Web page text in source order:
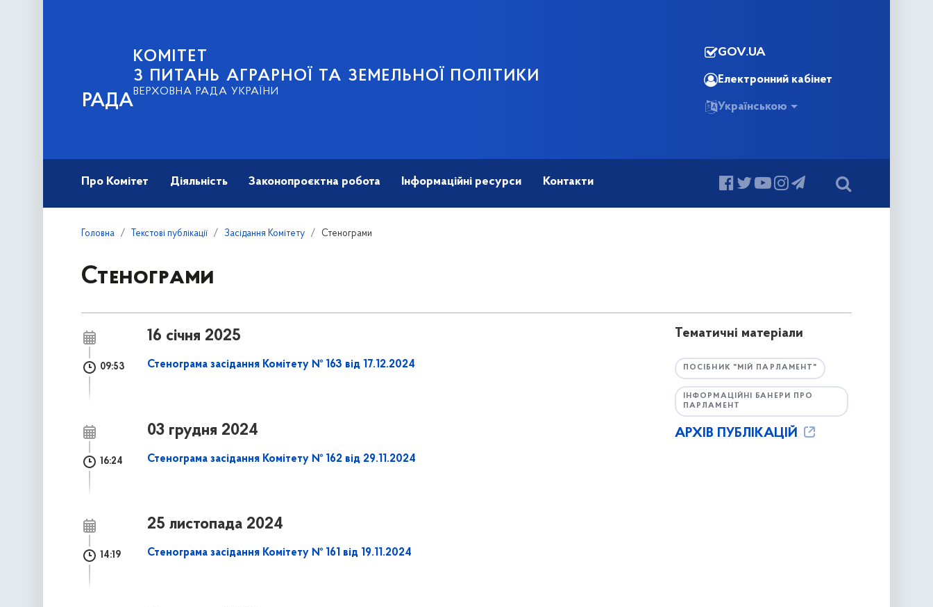
РАДА
КОМІТЕТ
З ПИТАНЬ АГРАРНОЇ ТА ЗЕМЕЛЬНОЇ ПОЛІТИКИ
ВЕРХОВНА РАДА УКРАЇНИ
GOV.UA
Електронний кабінет
Українською
Про Комітет Діяльність Законопроєктна робота Інформаційні ресурси Контакти
Головна Текстові публікації Засідання Комітету Стенограми
Стенограми
16 січня 2025
09:53 Стенограма засідання Комітету № 163 від 17.12.2024
03 грудня 2024
16:24 Стенограма засідання Комітету № 162 від 29.11.2024
25 листопада 2024
14:19 Стенограма засідання Комітету № 161 від 19.11.2024
Тематичні матеріали
ПОСІБНИК "МІЙ ПАРЛАМЕНТ"
ІНФОРМАЦІЙНІ БАНЕРИ ПРО
ПАРЛАМЕНТ
АРХІВ ПУБЛІКАЦІЙ